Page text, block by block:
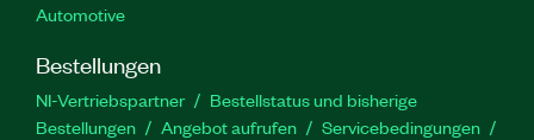
Automotive
Bestellungen
NI-Vertriebspartner
Bestellstatus und bisherige
Bestellungen
Angebot aufrufen
Servicebedingungen